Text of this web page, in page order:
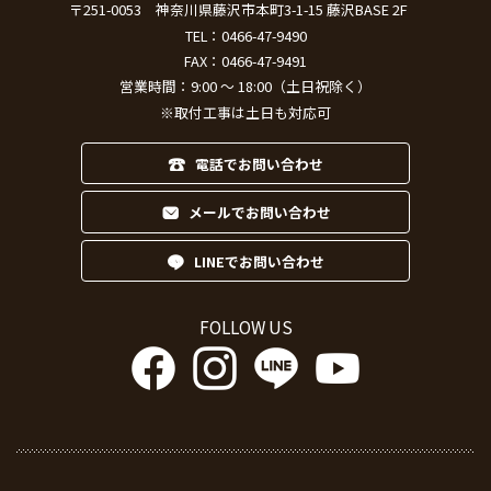
〒251-0053
神奈川県藤沢市本町3-1-15 藤沢BASE 2F
TEL： 0466-47-9490
FAX：0466-47-9491
営業時間：9:00 ～ 18:00（土日祝除く）
※取付工事は土日も対応可
電話でお問い合わせ
メールでお問い合わせ
LINEでお問い合わせ
FOLLOW US